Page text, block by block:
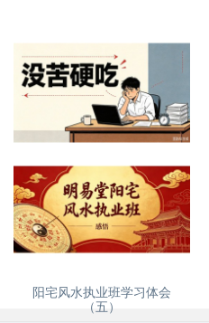
没苦硬吃？
阳宅风水执业班学习体会
（五）